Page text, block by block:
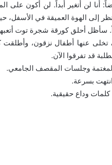
أنا لن أتغير أبداً. لن أكون على
إلى الهوة العميقة في الأسفل،
سأظل أحلق كورقة شجرة توت
عنها أطفال نزقون، وأطلقت
قد تفرقوا الآن.
وجلسات المقصف الجامعي.
انتهت بسرعة.
كلمات وداع حقيقية.